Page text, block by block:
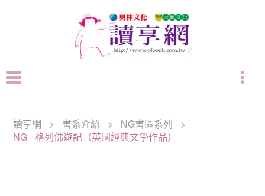
讀享網 > 書系介紹 > NG書區系列
>
NG - 格列佛遊記（英國經典文學作品）